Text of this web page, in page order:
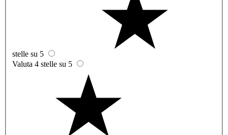
stelle su 5
Valuta 4 stelle su 5